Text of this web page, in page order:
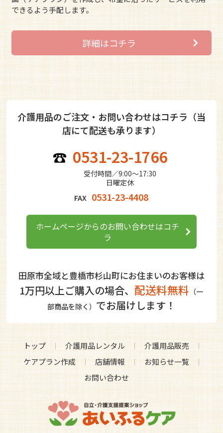
できるよう手配します。
詳細はコチラ
介護用品のご注文・お問い合わせはコチラ（当
店にて配送も承ります）
0531-23-1766
受付時間／9:00〜17:30
日曜定休
FAX 0531-23-4408
ホームページからのお問い合わせはコチ
ラ
田原市全域と豊橋市杉山町にお住まいのお客様は
1万円以上ご購入の場合、配送料無料 （一
部商品を除く） でお届けします！
トップ 介護用品レンタル
介護用品販売
ケアプラン作成
店舗情報
お知らせ一覧
お問い合わせ